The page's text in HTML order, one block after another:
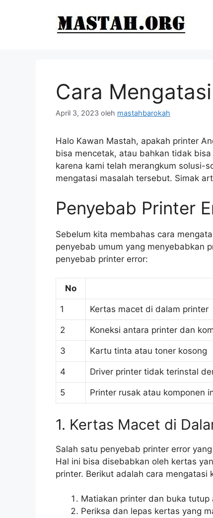
Cara
April 3, 2023 oleh mastahbarokah
Halo Kawan Mastah, apakah printer
bisa mencetak, atau bahkan tidak
karena kami telah merangkum solusi-
mengatasi masalah tersebut. Simak
Penyebab Printer
Sebelum kita membahas cara
penyebab umum yang menyebabkan
penyebab printer error:
No
1 Kertas macet di dalam printer
2 Koneksi antara printer dan
3 Kartu tinta atau toner kosong
4 Driver printer tidak terinstal
5 Printer rusak atau komponen
1. Kertas Macet di
Salah satu penyebab printer error
Hal ini bisa disebabkan oleh kertas
printer. Berikut adalah cara
Matiakan printer dan buka
Periksa dan lepas kertas yang